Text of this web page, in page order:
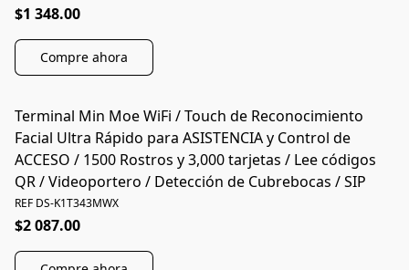
$1 348.00
Compre ahora
Terminal Min Moe WiFi / Touch de Reconocimiento
Facial Ultra Rápido para ASISTENCIA y Control de
ACCESO / 1500 Rostros y 3,000 tarjetas / Lee códigos
QR / Videoportero / Detección de Cubrebocas / SIP
REF DS-K1T343MWX
$2 087.00